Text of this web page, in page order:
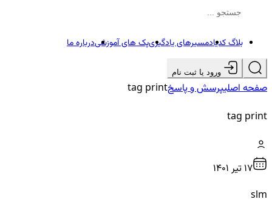
بلاگ کدیادمسیرهای یادگیریپک های آموزشیدرباره ما
ورود یا ثبت نام
صفحه اصلیپرسش و پاسخtag print
tag print
17 تير ۱۴۰۱
slm